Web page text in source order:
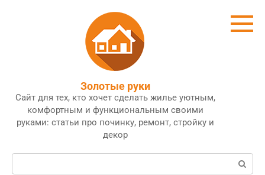
Золотые руки
Сайт для тех, кто хочет сделать жилье уютным,
комфортным и функциональным своими
руками: статьи про починку, ремонт, стройку и
декор
Поиск: